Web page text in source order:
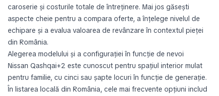
caroserie și costurile totale de întreținere. Mai jos găsești
aspecte cheie pentru a compara oferte, a înțelege nivelul de
echipare și a evalua valoarea de revânzare în contextul pieței
din România.
Alegerea modelului și a configurației în funcție de nevoi
Nissan Qashqai+2 este cunoscut pentru spațiul interior mulat
pentru familie, cu cinci sau șapte locuri în funcție de generație.
În listarea locală din România, cele mai frecvente opțiuni includ